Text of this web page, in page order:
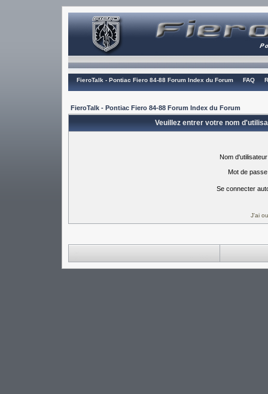
FieroTalk - Pontiac Fiero 84-88 Forum Index du Forum FAQ
FieroTalk - Pontiac Fiero 84-88 Forum Index du Forum
Veuillez entrer votre nom
Nom
Mot de
Se connecter
J'ai